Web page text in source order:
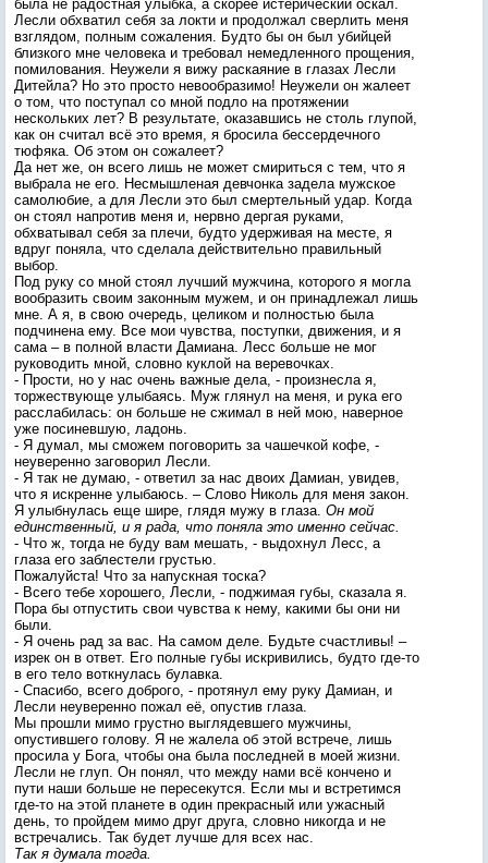
была не радостная улыбка, а скорее истерический оскал.
Лесли обхватил себя за локти и продолжал сверлить меня
взглядом, полным сожаления. Будто бы он был убийцей
близкого мне человека и требовал немедленного прощения,
помилования. Неужели я вижу раскаяние в глазах Лесли
Дитейла? Но это просто невообразимо! Неужели он жалеет
о том, что поступал со мной подло на протяжении
нескольких лет? В результате, оказавшись не столь глупой,
как он считал всё это время, я бросила бессердечного
тюфяка. Об этом он сожалеет?
Да нет же, он всего лишь не может смириться с тем, что я
выбрала не его. Несмышленая девчонка задела мужское
самолюбие, а для Лесли это был смертельный удар. Когда
он стоял напротив меня и, нервно дергая руками,
обхватывал себя за плечи, будто удерживая на месте, я
вдруг поняла, что сделала действительно правильный
выбор.
Под руку со мной стоял лучший мужчина, которого я могла
вообразить своим законным мужем, и он принадлежал лишь
мне. А я, в свою очередь, целиком и полностью была
подчинена ему. Все мои чувства, поступки, движения, и я
сама – в полной власти Дамиана. Лесс больше не мог
руководить мной, словно куклой на веревочках.
- Прости, но у нас очень важные дела, - произнесла я,
торжествующе улыбаясь. Муж глянул на меня, и рука его
расслабилась: он больше не сжимал в ней мою, наверное
уже посиневшую, ладонь.
- Я думал, мы сможем поговорить за чашечкой кофе, -
неуверенно заговорил Лесли.
- Я так не думаю, - ответил за нас двоих Дамиан, увидев,
что я искренне улыбаюсь. – Слово Николь для меня закон.
Я улыбнулась еще шире, глядя мужу в глаза. Он мой
единственный, и я рада, что поняла это именно сейчас.
- Что ж, тогда не буду вам мешать, - выдохнул Лесс, а
глаза его заблестели грустью.
Пожалуйста! Что за напускная тоска?
- Всего тебе хорошего, Лесли, - поджимая губы, сказала я.
Пора бы отпустить свои чувства к нему, какими бы они ни
были.
- Я очень рад за вас. На самом деле. Будьте счастливы! –
изрек он в ответ. Его полные губы искривились, будто где-то
в его тело воткнулась булавка.
- Спасибо, всего доброго, - протянул ему руку Дамиан, и
Лесли неуверенно пожал её, опустив глаза.
Мы прошли мимо грустно выглядевшего мужчины,
опустившего голову. Я не жалела об этой встрече, лишь
просила у Бога, чтобы она была последней в моей жизни.
Лесли не глуп. Он понял, что между нами всё кончено и
пути наши больше не пересекутся. Если мы и встретимся
где-то на этой планете в один прекрасный или ужасный
день, то пройдем мимо друг друга, словно никогда и не
встречались. Так будет лучше для всех нас.
Так я думала тогда.